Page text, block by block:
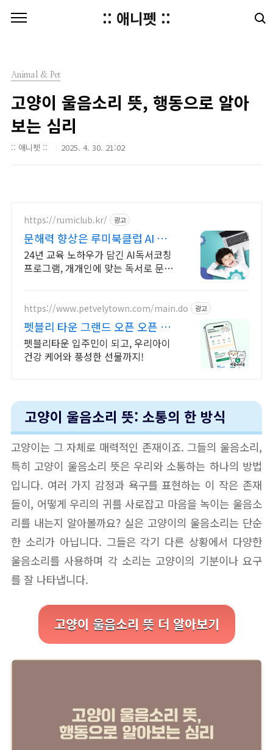
:: 애니펫 ::
Animal & Pet
고양이 울음소리 뜻, 행동으로 알아
보는 심리
:: 애니펫 :: 2025. 4. 30. 21:02
https://rumiclub.kr/ 광고
문해력 향상은 루미북클럽 AI 문
해력 향상 프로그램
24년 교육 노하우가 담긴 AI독서코칭
프로그램, 개개인에 맞는 독서로 문해
https://www.petvelytown.com/main.do 광고
펫블리 타운 그랜드 오픈 오픈 이
벤트 진행 중!
펫블리타운 입주민이 되고, 우리아이
건강 케어와 풍성한 선물까지!
고양이 울음소리 뜻: 소통의 한 방식
고양이는 그 자체로 매력적인 존재이죠. 그들의 울음소리,
특히 고양이 울음소리 뜻은 우리와 소통하는 하나의 방법
입니다. 여러 가지 감정과 욕구를 표현하는 이 작은 존재
들이, 어떻게 우리의 귀를 사로잡고 마음을 녹이는 울음소
리를 내는지 알아볼까요? 실은 고양이의 울음소리는 단순
한 소리가 아닙니다. 그들은 각기 다른 상황에서 다양한
울음소리를 사용하며 각 소리는 고양이의 기분이나 요구
를 잘 나타냅니다.
고양이 울음소리 뜻 더 알아보기